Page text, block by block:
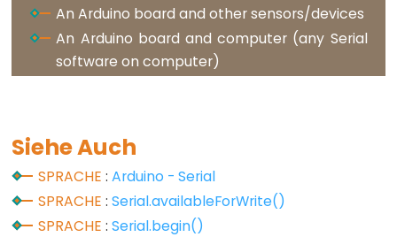
Stream.parseInt()
Stream.peek()
Stream.read()
Stream.readString()
Stream.readStringUntil()
Stream.setTimeout()
An Arduino board and other sensors/devices
An Arduino board and computer (any Serial
software on computer)
Siehe Auch
SPRACHE :Arduino - Serial
SPRACHE :Serial.availableForWrite()
SPRACHE :Serial.begin()